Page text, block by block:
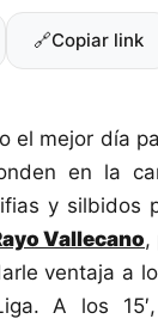
🔗Copiar link
el mejor día
en la
y silbidos
Vallecano,
ventaja a
A los 15′,